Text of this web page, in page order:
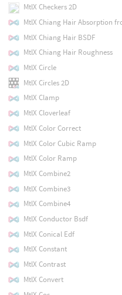
MtlX Checkers 2D
MtlX Chiang Hair Absorption
MtlX Chiang Hair BSDF
MtlX Chiang Hair Roughness
MtlX Circle
MtlX Circles 2D
MtlX Clamp
MtlX Cloverleaf
MtlX Color Correct
MtlX Color Cubic Ramp
MtlX Color Ramp
MtlX Combine2
MtlX Combine3
MtlX Combine4
MtlX Conductor Bsdf
MtlX Conical Edf
MtlX Constant
MtlX Contrast
MtlX Convert